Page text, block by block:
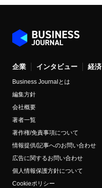
企業 インタビュー 経済
Business Journalとは
編集方針
会社概要
著者一覧
著作権/免責事項について
情報提供/記事へのお問い合わせ
広告に関するお問い合わせ
個人情報保護方針について
Cookieポリシー